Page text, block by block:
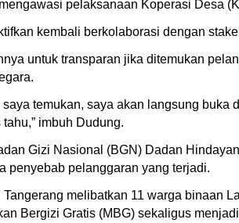
pelaksanaan Koperasi Desa
kembali berkolaborasi dengan
untuk transparan jika ditemukan
temukan, saya akan langsung
imbuh Dudung.
Gizi Nasional (BGN) Dadan
penyebab pelanggaran yang terjadi.
melibatkan 11 warga binaan
Bergizi Gratis (MBG) sekaligus